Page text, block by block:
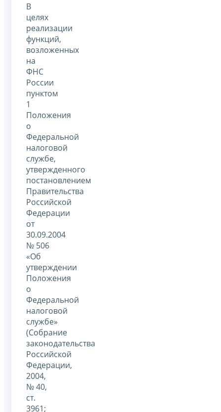
В
целях
реализации
функций,
возложенных
на
ФНС
России
пунктом
1
Положения
о
Федеральной
налоговой
службе,
утвержденного
постановлением
Правительства
Российской
Федерации
от
30.09.2004
№ 506
«Об
утверждении
Положения
о
Федеральной
налоговой
службе»
(Собрание
законодательства
Российской
Федерации,
2004,
№ 40,
ст.
3961;